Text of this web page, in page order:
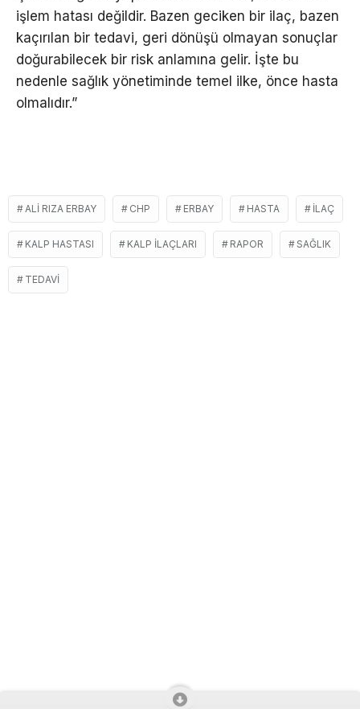
işlem hatası değildir. Bazen geciken bir ilaç, bazen
kaçırılan bir tedavi, geri dönüşü olmayan sonuçlar
doğurabilecek bir risk anlamına gelir. İşte bu
nedenle sağlık yönetiminde temel ilke, önce hasta
olmalıdır.”
ALI RIZA ERBAY CHP ERBAY HASTA İLAÇ
KALP HASTASI KALP ILAÇLARI RAPOR SAĞLIK
TEDAVI